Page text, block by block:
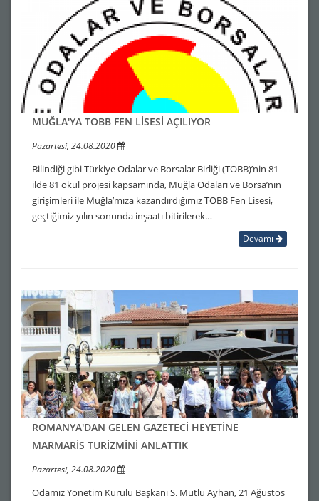
MUĞLA'YA TOBB FEN LİSESİ AÇILIYOR
Pazartesi, 24.08.2020
Bilindiği gibi Türkiye Odalar ve Borsalar Birliği (TOBB)’nin 81
ilde 81 okul projesi kapsamında, Muğla Odaları ve Borsa’nın
girişimleri ile Muğla’mıza kazandırdığımız TOBB Fen Lisesi,
geçtiğimiz yılın sonunda inşaatı bitirilerek…
Devamı
ROMANYA'DAN GELEN GAZETECİ HEYETİNE
MARMARİS TURİZMİNİ ANLATTIK
Pazartesi, 24.08.2020
Odamız Yönetim Kurulu Başkanı S. Mutlu Ayhan, 21 Ağustos